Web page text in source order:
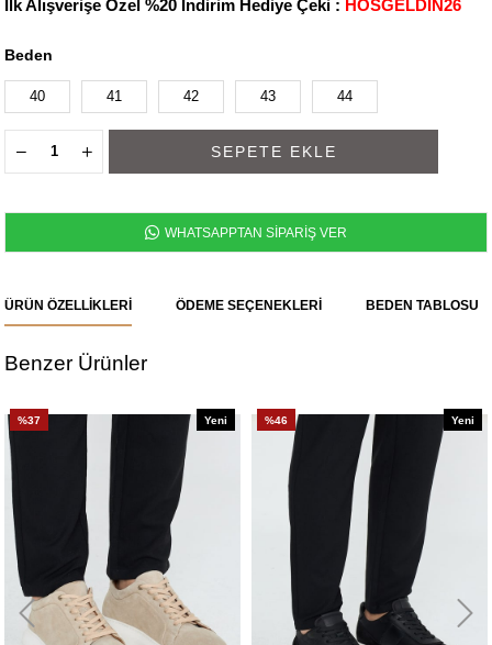
İlk Alışverişe Özel %20 İndirim Hediye Çeki : HOSGELDIN26
Beden
40 41 42 43 44
WHATSAPPTAN SİPARİŞ VER
ÜRÜN ÖZELLIKLERI ÖDEME SEÇENEKLERI BEDEN TABLOSU
Benzer Ürünler
%37
Yeni
%46
Yeni